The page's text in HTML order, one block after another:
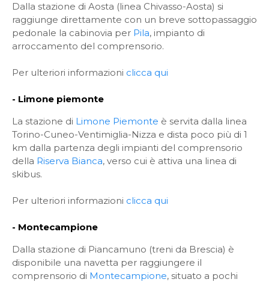
Dalla stazione di Aosta (linea Chivasso-Aosta) si
raggiunge direttamente con un breve sottopassaggio
pedonale la cabinovia per Pila, impianto di
arroccamento del comprensorio.
Per ulteriori informazioni clicca qui
- Limone piemonte
La stazione di Limone Piemonte è servita dalla linea
Torino-Cuneo-Ventimiglia-Nizza e dista poco più di 1
km dalla partenza degli impianti del comprensorio
della Riserva Bianca, verso cui è attiva una linea di
skibus.
Per ulteriori informazioni clicca qui
- Montecampione
Dalla stazione di Piancamuno (treni da Brescia) è
disponibile una navetta per raggiungere il
comprensorio di Montecampione, situato a pochi